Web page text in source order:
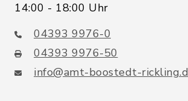
14:00 - 18:00 Uhr
04393 9976-0
04393 9976-50
info@amt-boostedt-